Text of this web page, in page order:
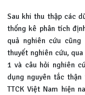
Sau khi thu thập các
thống kê phân tích
quả nghiên cứu
thuyết nghiên cứu,
1 và câu hỏi nghiên
dụng nguyên tắc
TTCK Việt Nam hiện